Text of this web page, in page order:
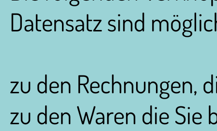
Datensatz sind
zu den Rechnungen,
zu den Waren die Sie